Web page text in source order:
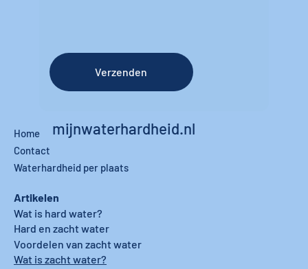
Verzenden
mijnwaterhardheid.nl
Home
Contact
Waterhardheid per plaats
Artikelen
Wat is hard water?
Hard en zacht water
Wat is zacht water?
Voordelen van zacht water